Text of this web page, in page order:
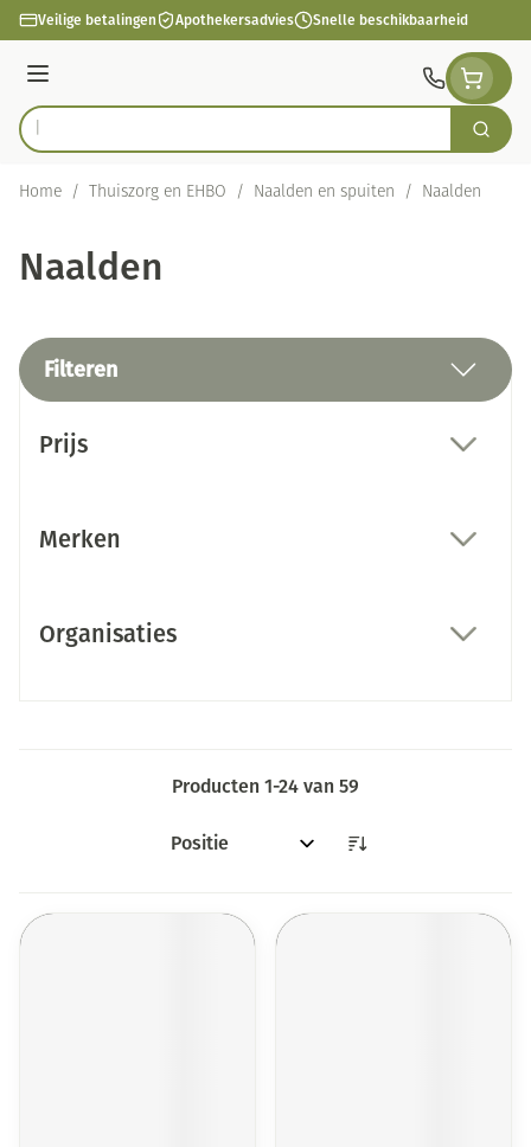
Ga naar de inhoud
Veilige betalingen Apothekersadvies Snelle beschikbaarheid
Menu
Product, merk, categorie... Zoek
Home / Thuiszorg en EHBO / Naalden en spuiten / Naalden
Naalden
Filteren
Prijs
Merken
Organisaties
Producten 1-24 van 59
Sorteer op: